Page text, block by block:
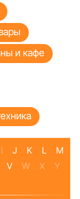
и кафе
I J K L
M
V W X
Y